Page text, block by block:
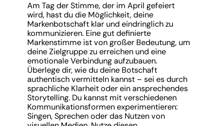
Am Tag der Stimme, der im April gefeiert
wird, hast du die Möglichkeit, deine
Markenbotschaft klar und eindringlich zu
kommunizieren. Eine gut definierte
Markenstimme ist von großer Bedeutung, um
deine Zielgruppe zu erreichen und eine
emotionale Verbindung aufzubauen.
Überlege dir, wie du deine Botschaft
authentisch vermitteln kannst – sei es durch
sprachliche Klarheit oder ein ansprechendes
Storytelling. Du kannst mit verschiedenen
Kommunikationsformen experimentieren:
Singen, Sprechen oder das Nutzen von